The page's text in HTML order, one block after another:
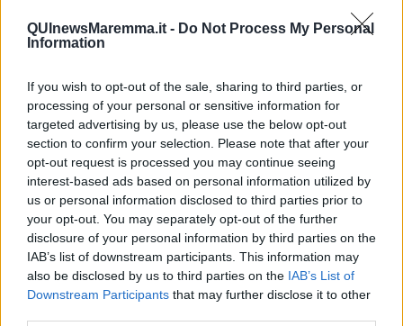
QUInewsMaremma.it - Do Not Process My Personal
Information
If you wish to opt-out of the sale, sharing to third parties, or
processing of your personal or sensitive information for
targeted advertising by us, please use the below opt-out
section to confirm your selection. Please note that after your
opt-out request is processed you may continue seeing
interest-based ads based on personal information utilized by
us or personal information disclosed to third parties prior to
your opt-out. You may separately opt-out of the further
disclosure of your personal information by third parties on the
IAB’s list of downstream participants. This information may
also be disclosed by us to third parties on the IAB’s List of
Downstream Participants that may further disclose it to other
stato nulla da fare
ROCCASTRADA —Un uomo di 56 anni ha perso la vita dopo
essere stato colpito da un grosso ramo che gli è caduto addosso.
Il tragico incidente è avvenuto in una proprietà privata in un bosco
a Roccastrada dove, scattato l'allarme, sono confluiti i mezzi di
soccorso, compreso l'elisoccorso Pegaso. Purtroppo, però,
nonostante l'intervento del personale sanitario, per l'uomo non c'è
stato nulla da fare.